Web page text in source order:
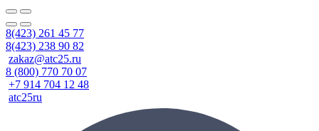
8(423) 261 45 77
8(423) 238 90 82
zakaz@atc25.ru
8 (800) 770 70 07
+7 914 704 12 48
atc25ru